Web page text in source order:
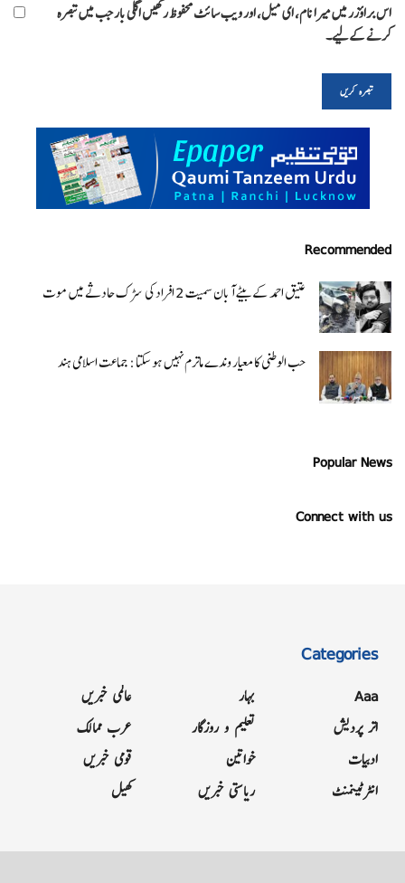
اس براؤزر میں میرا نام، ای میل، اور ویب سائٹ محفوظ رکھیں اگلی بار جب میں تبصرہ
کرنے کےلیے۔
Recommended
عتیق احمد کے بیٹے آبان سمیت 2 افراد کی سڑک حادثے میں موت
حب الوطنی کا معیار وندے ماترم نہیں ہو سکتا : جماعت اسلامی ہند
Popular News
Connect with us
Categories
Aaa
اتر پردیش
ادبیات
انٹرٹینمنٹ
بہار
تعلیم و روزگار
خواتین
ریاستی خبریں
عالمی خبریں
عرب ممالک
قومی خبریں
کھیل